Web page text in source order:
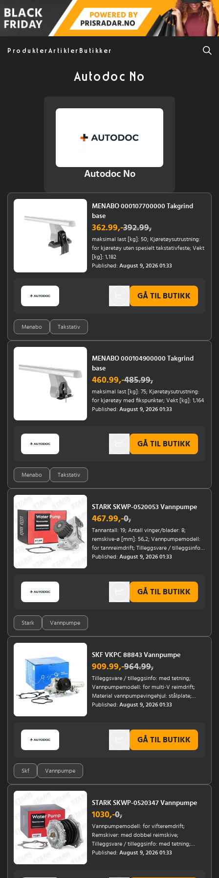
Produkter Artikler Butikker
Autodoc No
Autodoc No
MENABO 000107700000 Takgrind
base
362.99,-392.99,
maksimal last [kg]: 50; Kjøretøysutrustning:
for kjøretøy uten spesielt takstativfeste; Vekt
[kg]: 1,182
Published: August 9, 2026 01:33
Menabo Takstativ
GÅ TIL BUTIKK
MENABO 000104900000 Takgrind
base
460.99,-485.99,
maksimal last [kg]: 75; Kjøretøysutrustning:
for kjøretøy med fikspunkter; Vekt [kg]: 1,164
Published: August 9, 2026 01:33
Menabo Takstativ
GÅ TIL BUTIKK
STARK SKWP-0520053 Vannpumpe
467.99,-0,
Tannantall: 19; Antall vinger/blader: 8;
remskive-ø [mm]: 56,2; Vannpumpemodell:
for tannreimdrift; Tilleggsvare / tilleggsinfo:
med tetning; Hustype: uten kapsling;
Årsmodell fra: 09/2008
Published: August 9, 2026 01:33
Stark Vannpumpe
GÅ TIL BUTIKK
SKF VKPC 88843 Vannpumpe
909.99,-964.99,
Tilleggsvare / tilleggsinfo: med tetning;
Vannpumpemodell: for multi-V reimdrift;
Material vannpumpevingehjul: stålplate;
Motorkode: OM 611.962; Ikke for motorkode:
Published: August 9, 2026 01:33
Skf Vannpumpe
GÅ TIL BUTIKK
STARK SKWP-0520347 Vannpumpe
1030,-0,
Vannpumpemodell: for vifteremdrift;
Remskiver: med dobbel reimskive;
Tilleggsvare / tilleggsinfo: med tetning;
diameter skovelhjul [mm]: 134; Material
Published: August 9, 2026 01:33